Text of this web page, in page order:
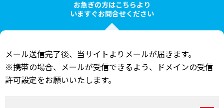
お急ぎの方はこちらより
いますぐお問合せください
メール送信完了後、当サイトよりメールが届きます。
※携帯の場合、メールが受信できるよう、ドメインの受信
許可設定をお願いいたします。